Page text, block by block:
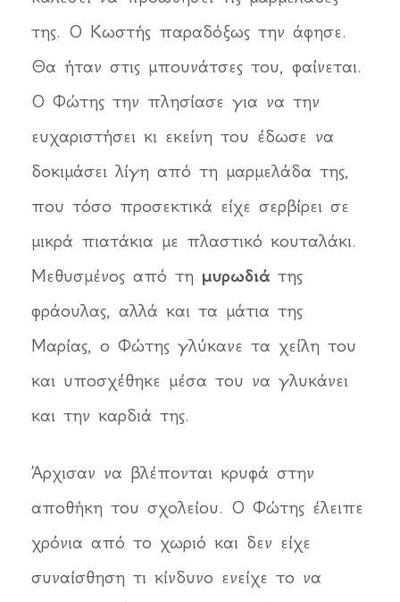
της. Ο Κωστής παραδόξως την άφησε.
Θα ήταν στις μπουνάτσες του, φαίνεται.
Ο Φώτης την πλησίασε για να την
ευχαριστήσει κι εκείνη του έδωσε να
δοκιμάσει λίγη από τη μαρμελάδα της,
που τόσο προσεκτικά είχε σερβίρει σε
μικρά πιατάκια με πλαστικό κουταλάκι.
Μεθυσμένος από τη μυρωδιά της
φράουλας, αλλά και τα μάτια της
Μαρίας, ο Φώτης γλύκανε τα χείλη του
και υποσχέθηκε μέσα του να γλυκάνει
και την καρδιά της.
Άρχισαν να βλέπονται κρυφά στην
αποθήκη του σχολείου. Ο Φώτης έλειπε
χρόνια από το χωριό και δεν είχε
συναίσθηση τι κίνδυνο ενείχε το να